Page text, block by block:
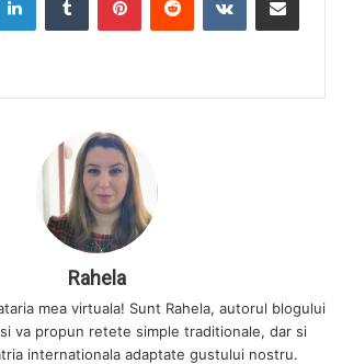
Rahela
mea virtuala! Sunt Rahela, autorul blogului
va propun retete simple traditionale, dar si
internationala adaptate gustului nostru.